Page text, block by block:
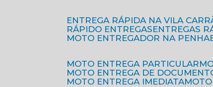
ENTREGA RÁPIDA NA VILA
RÁPIDO ENTREGAS
ENTREGAS
MOTO ENTREGADOR NA PENHA
MOTO ENTREGA PARTICULAR
MOTO ENTREGA DE
MOTO ENTREGA IMEDIATA